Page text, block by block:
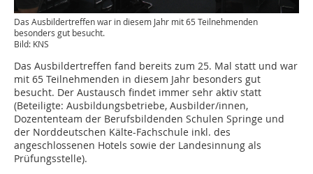
Das Ausbildertreffen war in diesem Jahr mit 65 Teilnehmenden
besonders gut besucht.
Bild: KNS
Das Ausbildertreffen fand bereits zum 25. Mal statt und war
mit 65 Teilnehmenden in diesem Jahr besonders gut
besucht. Der Austausch findet immer sehr aktiv statt
(Beteiligte: Ausbildungsbetriebe, Ausbilder/innen,
Dozententeam der Berufsbildenden Schulen Springe und
der Norddeutschen Kälte-Fachschule inkl. des
angeschlossenen Hotels sowie der Landesinnung als
Prüfungsstelle).